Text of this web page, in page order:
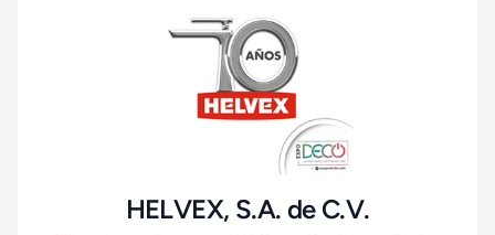
HELVEX, S.A. de C.V.